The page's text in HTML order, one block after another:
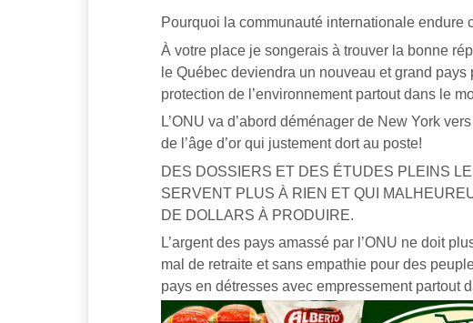
Pourquoi la communauté internationale endure
À votre place je songerais à trouver la bonne
le Québec deviendra un nouveau et grand
protection de l’environnement partout dans le
L’ONU va d’abord déménager de New York
de l’âge d’or qui justement dort au poste!
DES DOSSIERS ET DES ÉTUDES PLEINS
SERVENT PLUS À RIEN ET QUI
DE DOLLARS À PRODUIRE.
L’argent des pays amassé par l’ONU ne doit
mal de retraite et sans empathie pour des
pays en détresses avec empressement partout